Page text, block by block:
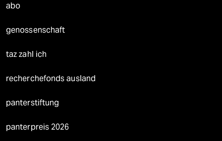
abo
genossenschaft
taz zahl ich
recherchefonds ausland
panterstiftung
panterpreis 2026